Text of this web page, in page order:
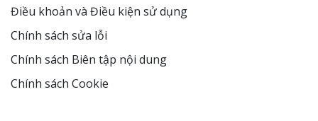
Điều khoản và Điều kiện sử dụng
Chính sách sửa lỗi
Chính sách Biên tập nội dung
Chính sách Cookie